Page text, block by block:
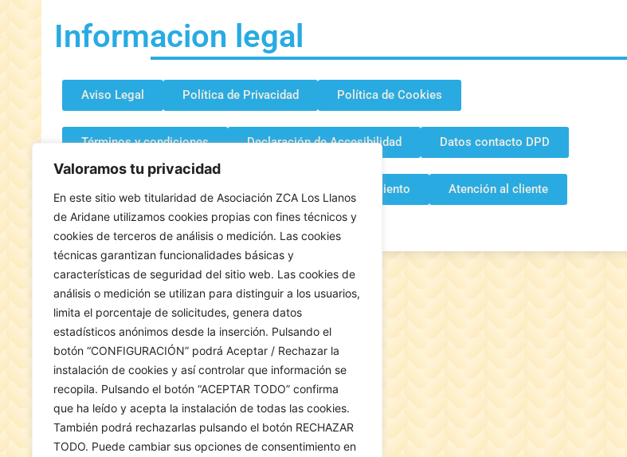
Valoramos tu privacidad
En este sitio web titularidad de Asociación ZCA Los Llanos
de Aridane utilizamos cookies propias con fines técnicos y
cookies de terceros de análisis o medición. Las cookies
técnicas garantizan funcionalidades básicas y
características de seguridad del sitio web. Las cookies de
análisis o medición se utilizan para distinguir a los usuarios,
limita el porcentaje de solicitudes, genera datos
estadísticos anónimos desde la inserción. Pulsando el
botón “CONFIGURACIÓN” podrá Aceptar / Rechazar la
instalación de cookies y así controlar que información se
recopila. Pulsando el botón “ACEPTAR TODO” confirma
que ha leído y acepta la instalación de todas las cookies.
También podrá rechazarlas pulsando el botón RECHAZAR
TODO. Puede cambiar sus opciones de consentimiento en
Informacion legal
Aviso Legal Política de Privacidad Política de Cookies
Términos y condiciones Declaración de Accesibilidad Datos contacto DPD
Derecho de desistimiento Atención al cliente